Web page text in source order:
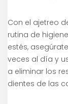
Con el ajetreo
rutina de
estés,
veces al día y
a eliminar los
dientes de las